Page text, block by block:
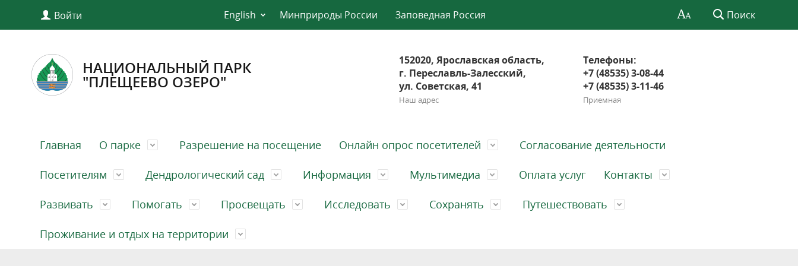
Войти English Минприроды России Заповедная Россия Поиск
НАЦИОНАЛЬНЫЙ ПАРК
"ПЛЕЩЕЕВО ОЗЕРО"
152020, Ярославская область,
г. Переславль-Залесский,
ул. Советская, 41
Наш адрес
Телефоны:
+7 (48535) 3-08-44
+7 (48535) 3-11-46
Приемная
Главная О парке Разрешение на посещение Онлайн опрос посетителей Согласование деятельности
Посетителям Дендрологический сад Информация Мультимедиа Оплата услуг Контакты
Развивать Помогать Просвещать Исследовать Сохранять Путешествовать
Проживание и отдых на территории